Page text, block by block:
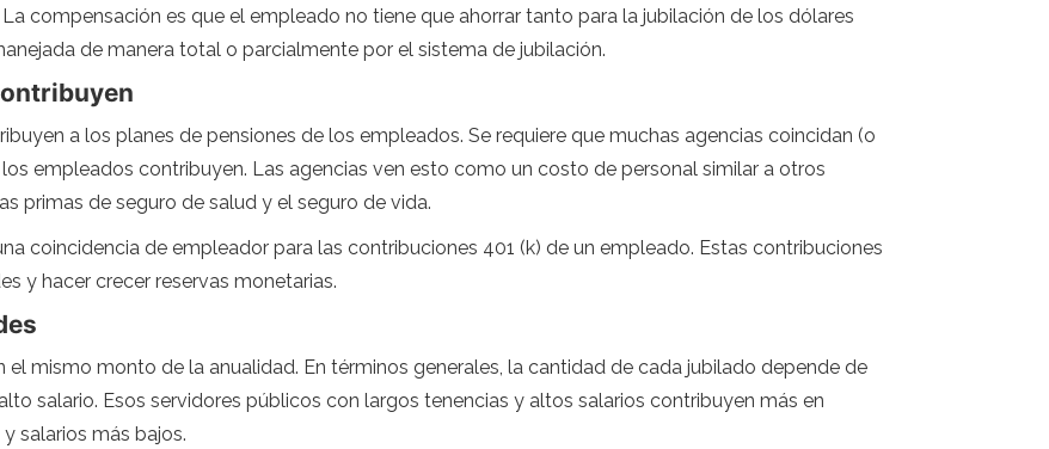
compensación es que el empleado no tiene que ahorrar tanto para la jubilación de los dólares
de manera total o parcialmente por el sistema de jubilación.
a los planes de pensiones de los empleados. Se requiere que muchas agencias coincidan (o
empleados contribuyen. Las agencias ven esto como un costo de personal similar a otros
primas de seguro de salud y el seguro de vida.
coincidencia de empleador para las contribuciones 401 (k) de un empleado. Estas contribuciones
y hacer crecer reservas monetarias.
mismo monto de la anualidad. En términos generales, la cantidad de cada jubilado depende de
salario. Esos servidores públicos con largos tenencias y altos salarios contribuyen más en
salarios más bajos.